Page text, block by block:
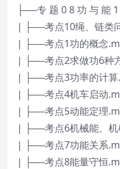
├──专 题 0 8 功 与 能 1
| ├──考点10绳、链类
| ├──考点1功的概念
| ├──考点2求做功6种
| ├──考点3功率的计
| ├──考点4机车启动
| ├──考点5动能定理
| ├──考点6机械能、
| ├──考点7功能关系
| ├──考点8能量守恒